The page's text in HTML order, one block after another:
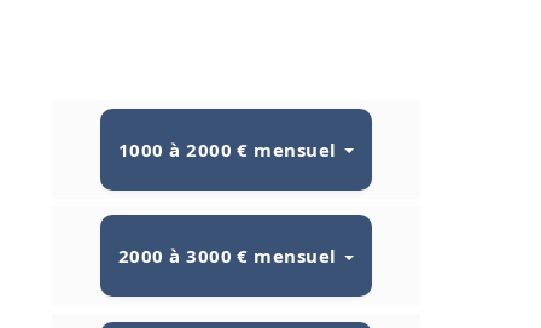
1000 à 2000 € mensuel
2000 à 3000 € mensuel